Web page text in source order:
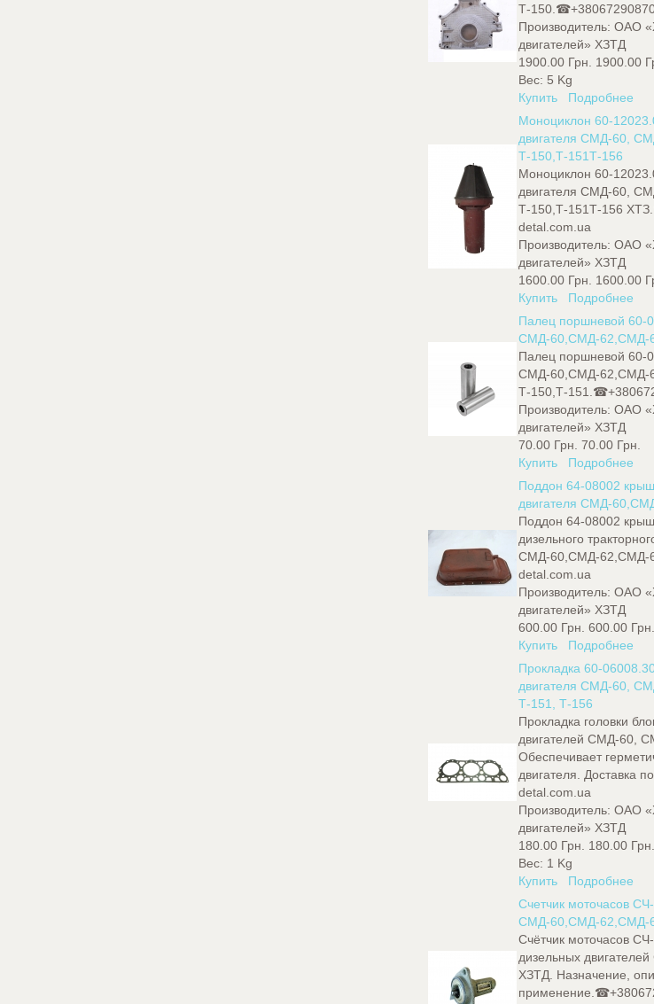
Т-
Производитель:ОАО
двигателей» ХЗТД
1900.00 Грн.
1900.00
Вес: 5 Kg
Купить
Подробнее
Моноциклон 60-
двигателя СМД-60,
Т-150,Т-151Т-156
Моноциклон 60-
двигателя СМД-60,
Т-150,Т-151Т-156
detal.com.ua
Производитель:ОАО
двигателей» ХЗТД
1600.00 Грн.
1600.00
Купить
Подробнее
Палец поршневой 60-
СМД-60,СМД-62,СМД-
Палец поршневой 60-
СМД-60,СМД-62,СМД-
Т-150,Т-
Производитель:ОАО
двигателей» ХЗТД
70.00 Грн. 70.00 Грн.
Купить
Подробнее
Поддон 64-08002
двигателя СМД-
Поддон 64-08002
дизельного
СМД-60,СМД-62,СМД-
detal.com.ua
Производитель:ОАО
двигателей» ХЗТД
600.00 Грн. 600.00 Грн.
Купить
Подробнее
Прокладка 60-
двигателя СМД-60,
Т-151, Т-156
Прокладка головки
двигателей СМД-60,
Обеспечивает
двигателя. Доставка
detal.com.ua
Производитель:ОАО
двигателей» ХЗТД
180.00 Грн.
180.00 Грн.
Вес: 1 Kg
Купить
Подробнее
Счетчик моточасов
СМД-60,СМД-62,СМД-
Счётчик моточасов
дизельных
ХЗТД. Назначение,